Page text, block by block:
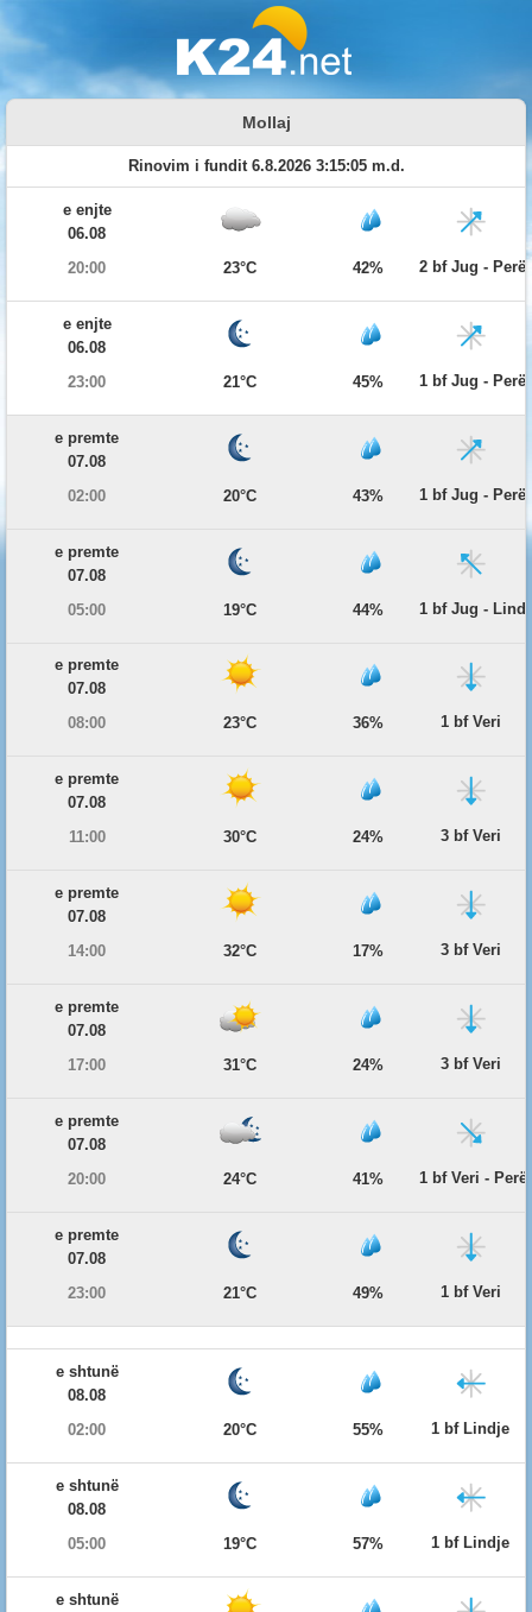
Mollaj
Rinovim i fundit 6.8.2026 3:15:05 m.d.
e enjte
06.08
20:00
23°C 42% 2 bf Jug -
e enjte
06.08
23:00
21°C 45% 1 bf Jug -
e premte
07.08
02:00
20°C 43% 1 bf Jug -
e premte
07.08
05:00
19°C 44% 1 bf Jug -
e premte
07.08
08:00
23°C 36% 1 bf Veri
e premte
07.08
11:00
30°C 24% 3 bf Veri
e premte
07.08
14:00
32°C 17% 3 bf Veri
e premte
07.08
17:00
31°C 24% 3 bf Veri
e premte
07.08
20:00
24°C 41% 1 bf Veri -
e premte
07.08
23:00
21°C 49% 1 bf Veri
e shtunë
08.08
02:00
20°C 55% 1 bf Lindje
e shtunë
08.08
05:00
19°C 57% 1 bf Lindje
e shtunë